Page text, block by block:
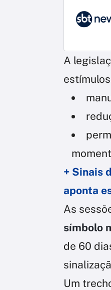
A
+ Sinais
aponta
As
símbolo
de 60
Um